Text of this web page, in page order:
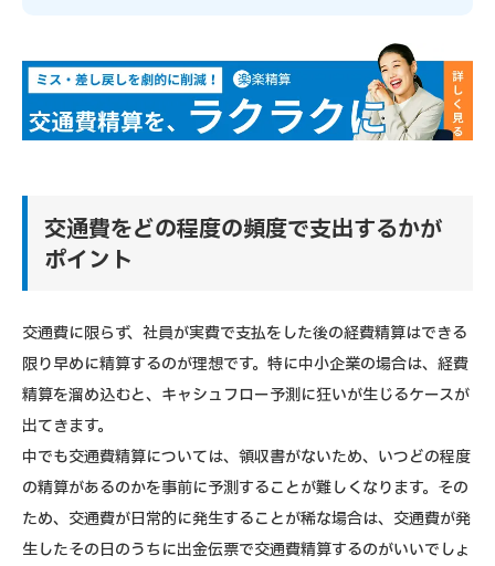
交通費をどの程度の頻度で支出するかが
ポイント
交通費に限らず、社員が実費で支払をした後の経費精算はできる
限り早めに精算するのが理想です。特に中小企業の場合は、経費
精算を溜め込むと、キャシュフロー予測に狂いが生じるケースが
出てきます。
中でも交通費精算については、領収書がないため、いつどの程度
の精算があるのかを事前に予測することが難しくなります。その
ため、交通費が日常的に発生することが稀な場合は、交通費が発
生したその日のうちに出金伝票で交通費精算するのがいいでしょ